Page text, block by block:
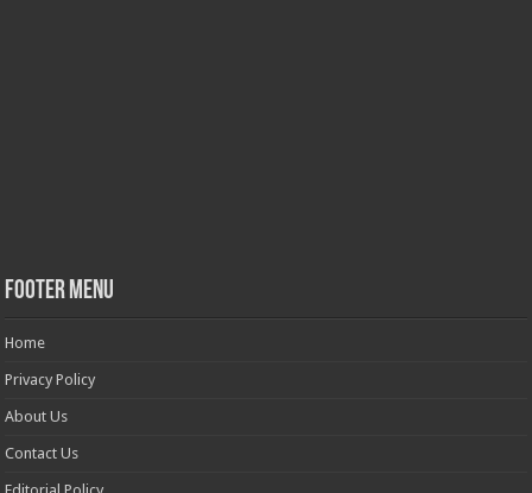
Footer Menu
Home
Privacy Policy
About Us
Contact Us